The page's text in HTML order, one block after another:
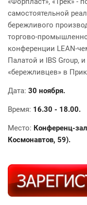
самостоятельной
бережливого
торгово-
конференции LEAN-
Палатой и IBS Group,
«бережливцев» в
Дата: 30 ноября.
Время: 16.30 - 18.00.
Место: Конференц-
Космонавтов, 59).